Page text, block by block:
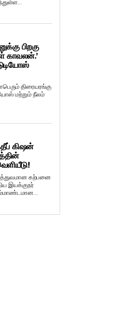
பிறகு
காவலன்.’
திரையரங்கு
மற்றும் நீலம்
கிஷன்
கற்பனை
இயக்குநர்